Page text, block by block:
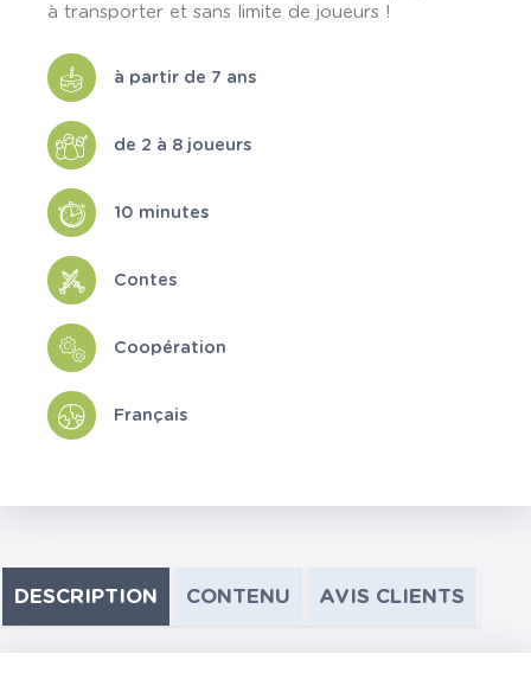
à transporter et sans limite de joueurs !
à partir de 7 ans
de 2 à 8 joueurs
10 minutes
Contes
Coopération
Français
DESCRIPTION CONTENU AVIS CLIENTS